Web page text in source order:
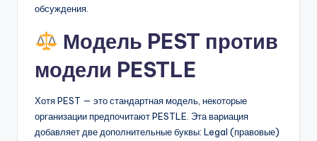
обсуждения.
Модель PEST против
модели PESTLE
Хотя PEST — это стандартная модель, некоторые
организации предпочитают PESTLE. Эта вариация
добавляет две дополнительные буквы: Legal (правовые)